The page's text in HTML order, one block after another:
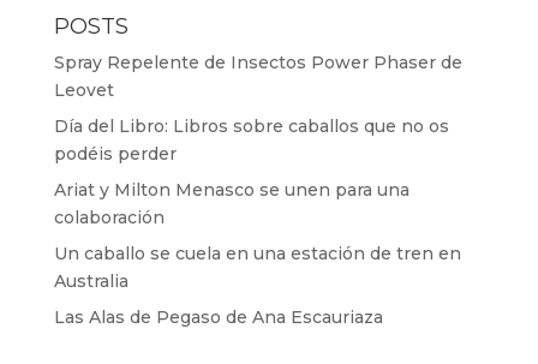
POSTS
Spray Repelente de Insectos Power Phaser de
Leovet
Día del Libro: Libros sobre caballos que no os
podéis perder
Ariat y Milton Menasco se unen para una
colaboración
Un caballo se cuela en una estación de tren en
Australia
Las Alas de Pegaso de Ana Escauriaza